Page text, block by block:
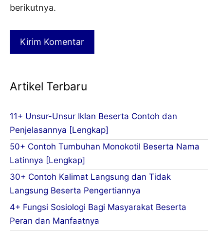
berikutnya.
Artikel Terbaru
11+ Unsur-Unsur Iklan Beserta Contoh dan
Penjelasannya [Lengkap]
50+ Contoh Tumbuhan Monokotil Beserta Nama
Latinnya [Lengkap]
30+ Contoh Kalimat Langsung dan Tidak
Langsung Beserta Pengertiannya
4+ Fungsi Sosiologi Bagi Masyarakat Beserta
Peran dan Manfaatnya